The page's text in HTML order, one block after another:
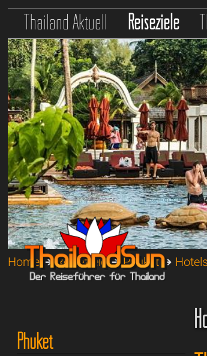
Thailand Aktuell Reiseziele
Home➔Reiseziele➔Phuket➔
Phuket